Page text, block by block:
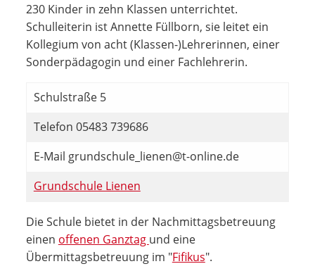
230 Kinder in zehn Klassen unterrichtet.
Schulleiterin ist Annette Füllborn, sie leitet ein
Kollegium von acht (Klassen-)Lehrerinnen, einer
Sonderpädagogin und einer Fachlehrerin.
Schulstraße 5
Telefon 05483 739686
E-Mail grundschule_lienen@t-online.de
Grundschule Lienen
Die Schule bietet in der Nachmittagsbetreuung
einen offenen Ganztag und eine
Übermittagsbetreuung im "Fifikus".